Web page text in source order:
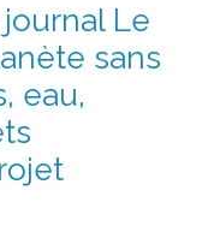
Le
sans
eau,